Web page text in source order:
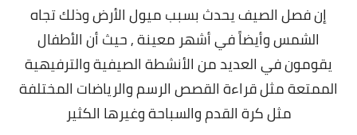
إن فصل الصيف يحدث بسبب ميول الأرض وذلك تجاه
الشمس وأيضاً في أشهر معينة , حيث أن الأطفال
يقومون في العديد من الأنشطة الصيفية والترفيهية
الممتعة مثلقراءة القصص الرسم والرياضات المختلفة
مثل كرة القدم والسباحة وغيرها الكثير